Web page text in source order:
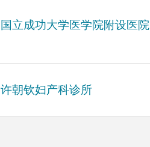
国立成功大学医学院附设医院
许朝钦妇产科诊所